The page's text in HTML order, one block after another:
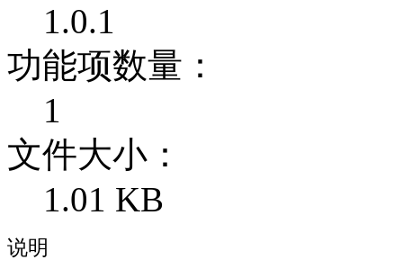
1.0.1
功能项数量：
1
文件大小：
1.01 KB
说明